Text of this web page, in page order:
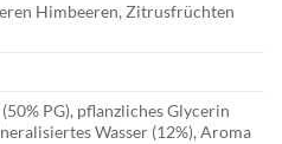
Himbeeren, Zitrusfrüchten
PG), pflanzliches Glycerin
Wasser (12%), Aroma